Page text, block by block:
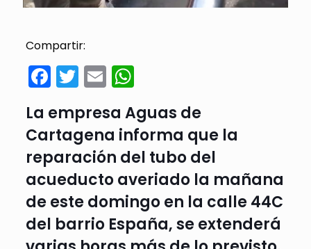
Compartir:
Facebook
Twitter
EmailWhatsApp
La empresa Aguas de
Cartagena informa que la
reparación del tubo del
acueducto averiado la mañana
de este domingo en la calle 44C
del barrio España, se extenderá